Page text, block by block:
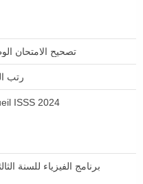
تصحيح الامتحان
رتب
ISSS 2024